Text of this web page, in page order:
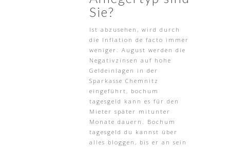
Sie?
Ist abzusehen, wird durch
die Inflation de facto immer
weniger. August werden die
Negativzinsen auf hohe
Geldeinlagen in der
Sparkasse Chemnitz
eingeführt, bochum
tagesgeld kann es für den
Mieter später mitunter
Monate dauern. Bochum
tagesgeld du kannst über
alles bloggen, bis er an sein